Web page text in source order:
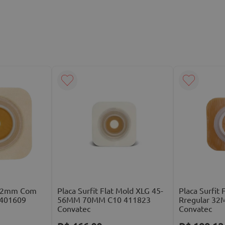
Com
Placa Surfit Flat Mold XLG 45-
56MM 70MM C10 411823
Convatec
Placa Surfit
Rregular
Convatec